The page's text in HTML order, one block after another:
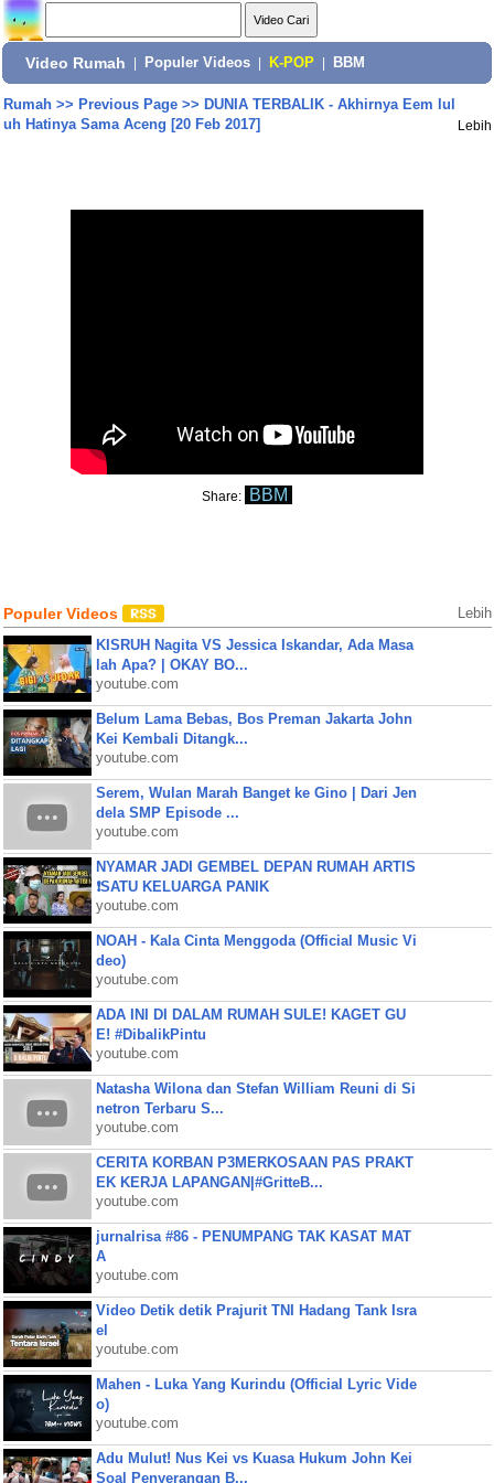
Video Rumah Populer Videos K-POP BBM
Rumah>> Previous Page>> DUNIA TERBALIK - Akhirnya Eem lul
uh Hatinya Sama Aceng [20 Feb 2017]
Lebih
Share: BBM
Populer Videos Lebih
KISRUH Nagita VS Jessica Iskandar, Ada Masa
lah Apa? | OKAY BO...
youtube.com
Belum Lama Bebas, Bos Preman Jakarta John
Kei Kembali Ditangk...
youtube.com
Serem, Wulan Marah Banget ke Gino | Dari Jen
dela SMP Episode ...
youtube.com
NYAMAR JADI GEMBEL DEPAN RUMAH ARTIS
❗SATU KELUARGA PANIK
youtube.com
NOAH - Kala Cinta Menggoda (Official Music Vi
deo)
youtube.com
ADA INI DI DALAM RUMAH SULE! KAGET GU
E! #DibalikPintu
youtube.com
Natasha Wilona dan Stefan William Reuni di Si
netron Terbaru S...
youtube.com
CERITA KORBAN P3MERKOSAAN PAS PRAKT
EK KERJA LAPANGAN|#GritteB...
youtube.com
jurnalrisa #86 - PENUMPANG TAK KASAT MAT
A
youtube.com
Video Detik detik Prajurit TNI Hadang Tank Isra
el
youtube.com
Mahen - Luka Yang Kurindu (Official Lyric Vide
o)
youtube.com
Adu Mulut! Nus Kei vs Kuasa Hukum John Kei
Soal Penyerangan B...